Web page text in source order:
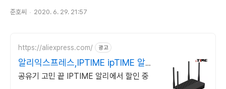
준호씨 2020. 6. 29. 21:57
https://aliexpress.com/ 광고
알리익스프레스,IPTIME ipTIME 알리
쇼핑 공유기
공유기 고민 끝 IPTIME 알리에서 할인 중